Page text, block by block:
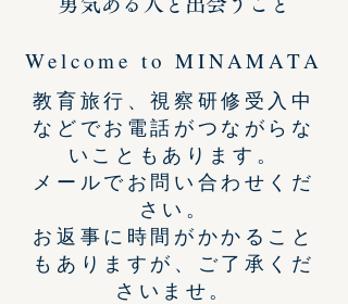
Welcome to MINAMATA
教育旅行、視察研修受入中
などでお電話がつながらな
いこともあります。
メールでお問い合わせくだ
さい。
お返事に時間がかかること
もありますが、ご了承くだ
さいませ。